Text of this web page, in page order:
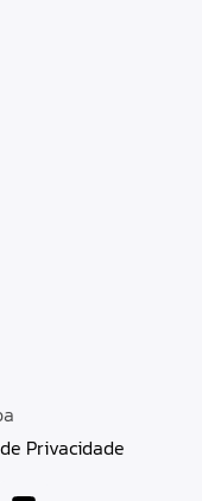
Privacidade